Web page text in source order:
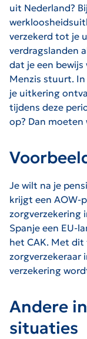
uit Nederland?
verzekerd tot je
verdragslanden
dat je een
Menzis stuurt.
je uitkering
tijdens deze
op? Dan moeten
Je wilt na je
krijgt een AOW-
zorgverzekering
Spanje een EU-
het CAK. Met dit
zorgverzekeraar
verzekering
Andere
situaties